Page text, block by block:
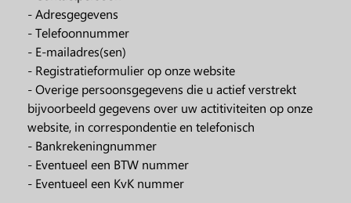
- Adresgegevens
- Telefoonnummer
- E-mailadres(sen)
- Registratieformulier op onze website
- Overige persoonsgegevens die u actief verstrekt
bijvoorbeeld gegevens over uw actitiviteiten op onze
website, in correspondentie en telefonisch
- Bankrekeningnummer
- Eventueel een BTW nummer
- Eventueel een KvK nummer